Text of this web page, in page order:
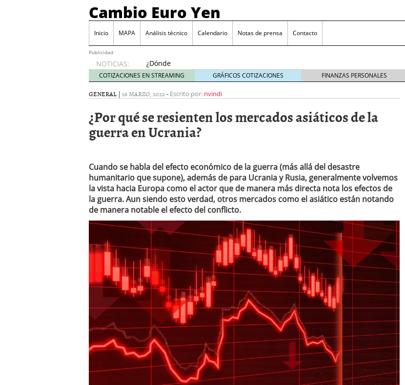
Cambio Euro Yen
Inicio MAPA Análisis técnico Calendario Notas de prensa Contacto
Publicidad
NOTICIAS:
¿Dónde
invertir
en
Japón?
Los desafíos de la economía japonesa hoy octubre 25, 2024
¿Cuál es el salario promedio en yenes en Japón en 2024?
El enigma del aceite de oliva: ¿Por qué es más caro en España que en el
extranjero? septiembre 22, 2023
COTIZACIONES EN STREAMING GRÁFICOS COTIZACIONES FINANZAS PERSONALES
GENERAL | 16 MARZO, 2022- Escrito por: nvindi
¿Por qué se resienten los mercados asiáticos de la
guerra en Ucrania?
Cuando se habla del efecto económico de la guerra (más allá del desastre
humanitario que supone), además de para Ucrania y Rusia, generalmente volvemos
la vista hacia Europa como el actor que de manera más directa nota los efectos de
la guerra. Aun siendo esto verdad, otros mercados como el asiático están notando
de manera notable el efecto del conflicto.